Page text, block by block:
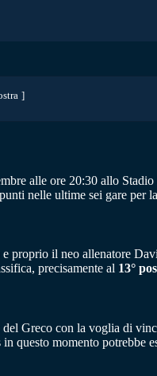
alle ore 20:30 allo Stadio
nelle ultime sei gare
proprio il neo allenatore
precisamente al 13°
Greco con la voglia di
questo momento potrebbe